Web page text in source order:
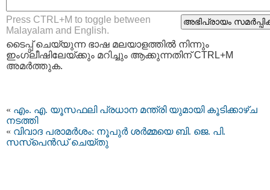
Press CTRL+M to toggle between
Malayalam and English.
ടൈപ്പ്‌ ചെയ്യുന്ന ഭാഷ മലയാളത്തില്‍ നിന്നും
ഇംഗ്ലീഷിലേയ്ക്കും മറിച്ചും ആക്കുന്നതിന് CTRL+M
അമര്‍ത്തുക.
« എം. എ. യൂസഫലി പ്രധാന മന്ത്രി യുമായി കൂടിക്കാഴ്ച
നടത്തി
« വിവാദ പരാമര്‍ശം: നൂപുര്‍ ശര്‍മ്മയെ ബി. ജെ. പി.
സസ്‌പെന്‍ഡ് ചെയ്തു